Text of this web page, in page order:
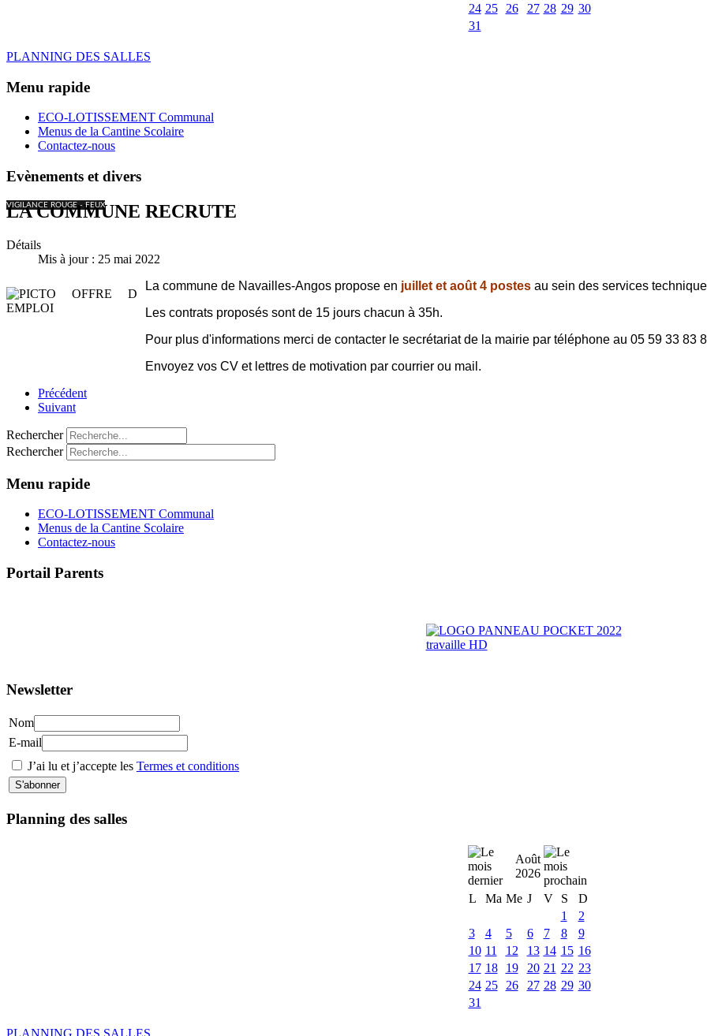
24 25 26 27 28 29 30
31
PLANNING DES SALLES
Menu rapide
ECO-LOTISSEMENT Communal
Menus de la Cantine Scolaire
Contactez-nous
Evènements et divers
VIGILANCE ROUGE - FEUX
LA COMMUNE RECRUTE
Détails
Mis à jour : 25 mai 2022
La commune de Navailles-Angos propose en juillet et août 4 postes au sein des services
Les contrats proposés sont de 15 jours chacun à 35h.
Pour plus d'informations merci de contacter le secrétariat de la mairie par téléphone au 05 59 33 83
Envoyez vos CV et lettres de motivation par courrier ou mail.
Précédent
Suivant
Rechercher
Rechercher
Menu rapide
ECO-LOTISSEMENT Communal
Menus de la Cantine Scolaire
Contactez-nous
Portail Parents
Newsletter
Nom
E-mail
J’ai lu et j’accepte les Termes et conditions
Planning des salles
Août
2026
L
Ma Me J V S
D
1
2
3
4 5 6 7 8
9
10 11 12 13 14 15 16
17 18 19 20 21 22 23
24 25 26 27 28 29 30
31
PLANNING DES SALLES